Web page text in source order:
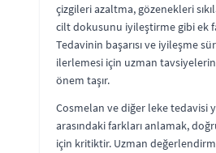
çizgileri azaltma, gözenekleri
cilt dokusunu iyileştirme gibi ek
Tedavinin başarısı ve iyileşme
ilerlemesi için uzman
önem taşır.
Cosmelan ve diğer leke tedavisi
arasındaki farkları anlamak,
için kritiktir. Uzman